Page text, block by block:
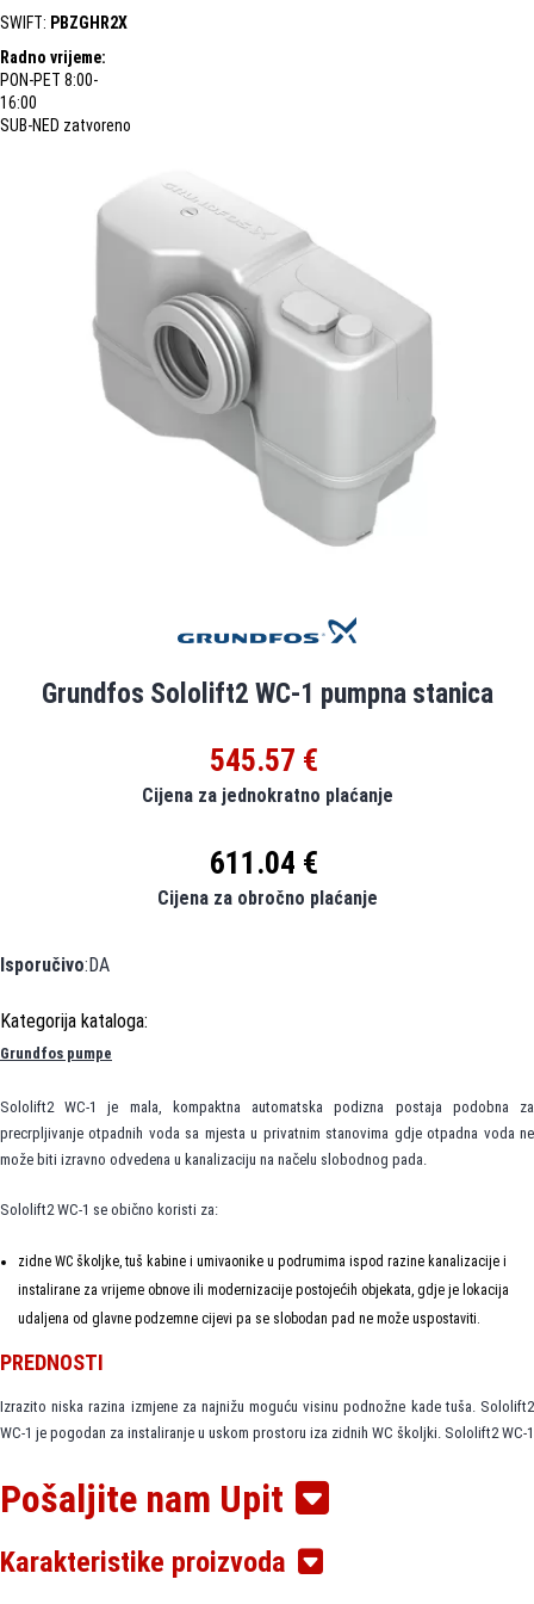
SWIFT: PBZGHR2X
Radno vrijeme:
PON-PET 8:00-
16:00
SUB-NED zatvoreno
Grundfos Sololift2 WC-1 pumpna stanica
545.57 €
Cijena za jednokratno plaćanje
611.04 €
Cijena za obročno plaćanje
Isporučivo:DA
Grundfos pumpe
Sololift2 WC-1 je mala, kompaktna automatska podizna postaja podobna za
precrpljivanje otpadnih voda sa mjesta u privatnim stanovima gdje otpadna voda ne
može biti izravno odvedena u kanalizaciju na načelu slobodnog pada.
Sololift2 WC-1 se obično koristi za:
zidne WC školjke, tuš kabine i umivaonike u podrumima ispod razine kanalizacije i
instalirane za vrijeme obnove ili modernizacije postojećih objekata, gdje je lokacija
udaljena od glavne podzemne cijevi pa se slobodan pad ne može uspostaviti.
PREDNOSTI
Izrazito niska razina izmjene za najnižu moguću visinu podnožne kade tuša. Sololift2
WC-1 je pogodan za instaliranje u uskom prostoru iza zidnih WC školjki. Sololift2 WC-1
kanalizacijskog otpada iz zahoda koji sadrži WC papir i fekalije. Prepumpavanje
tekućina koje sadrže druge materijale može prouzročiti kvar i ograničiti opseg
Pošaljite nam Upit
Karakteristike proizvoda